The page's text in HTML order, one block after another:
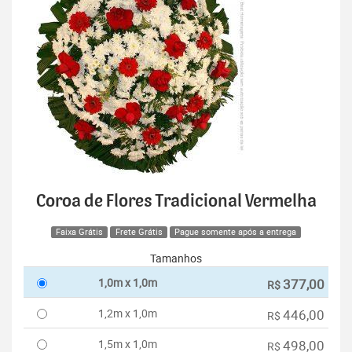
Coroa de Flores Tradicional Vermelha
Faixa Grátis Frete Grátis Pague somente após a entrega
Tamanhos
1,0m x 1,0m
R$ 377,00
1,2m x 1,0m R$ 446,00
1,5m x 1,0m R$ 498,00